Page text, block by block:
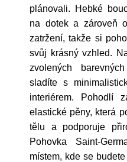
plánovali. Hebké
na dotek a zároveň
zatržení, takže si
svůj krásný vzhled.
zvolených
sladíte s
interiérem. Pohodlí
elastické pěny, která
tělu a podporuje
Pohovka Saint-
místem, kde se